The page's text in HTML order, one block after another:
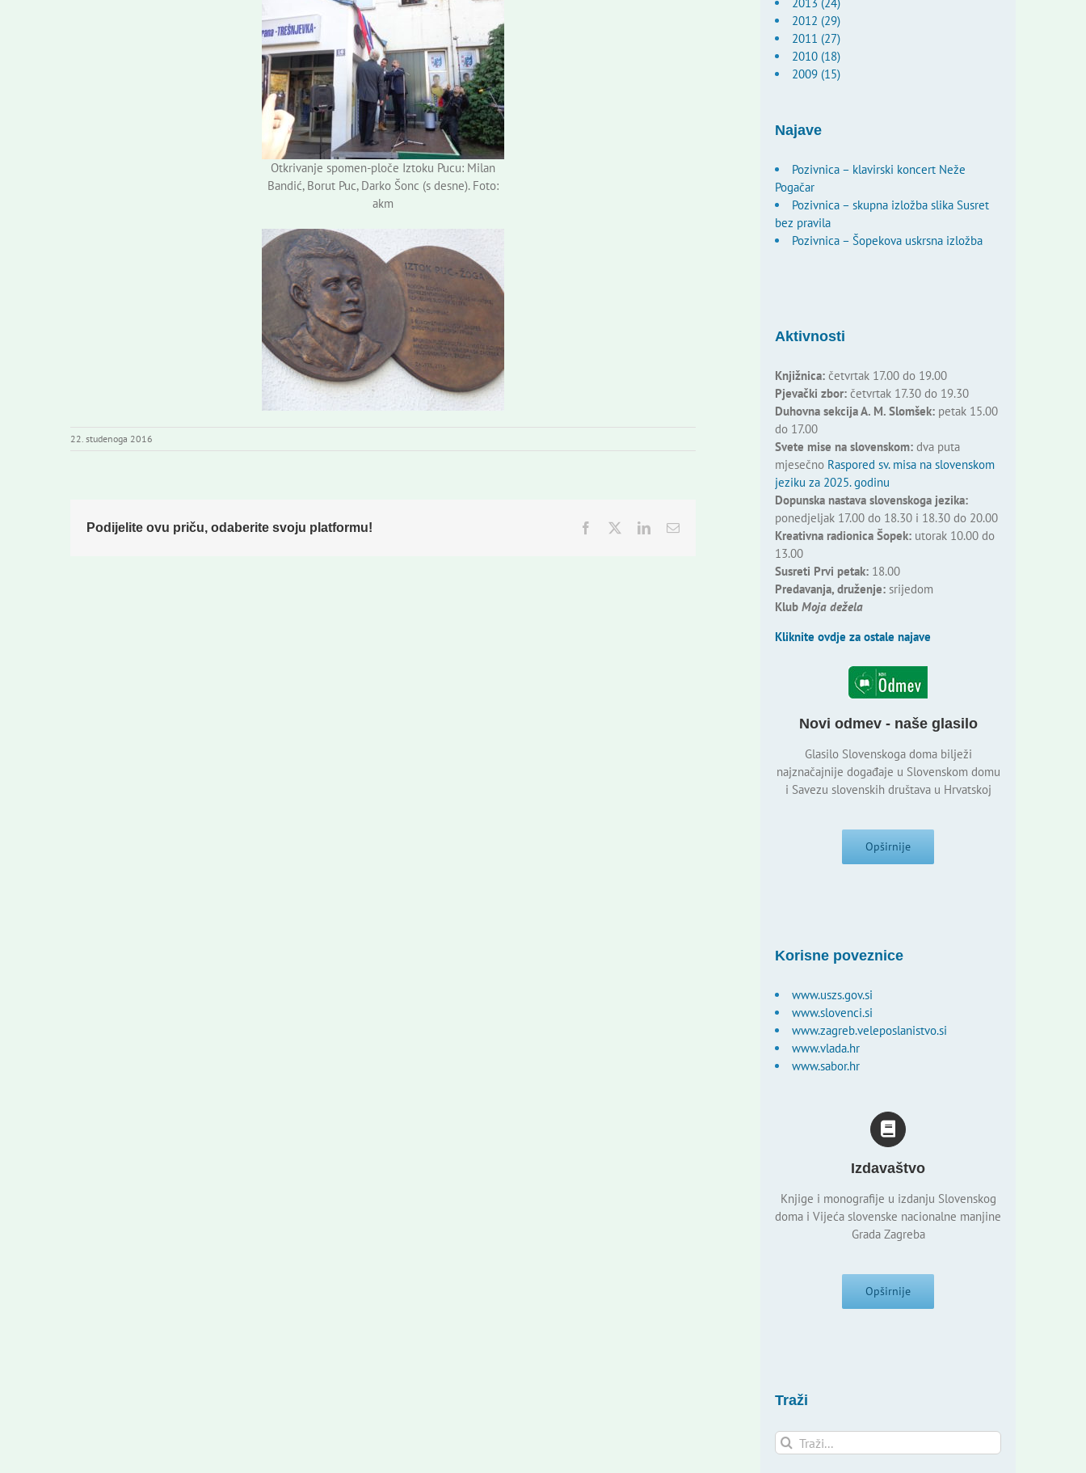
Otkrivanje spomen-ploče Iztoku Pucu: Milan
Bandić, Borut Puc, Darko Šonc (s desne). Foto:
akm
22. studenoga 2016
Podijelite ovu priču, odaberite svoju platformu! Facebook
TwitterLinkedInEmail:
2013 (24)
2012 (29)
2011 (27)
2010 (18)
2009 (15)
Najave
Pozivnica – klavirski koncert Neže
Pogačar
Pozivnica – skupna izložba slika Susret
bez pravila
Pozivnica – Šopekova uskrsna izložba
Aktivnosti
Knjižnica:četvrtak 17.00 do 19.00
Pjevački zbor:četvrtak 17.30 do 19.30
Duhovna sekcija A. M. Slomšek:petak 15.00
do 17.00
Svete mise na slovenskom:dva puta
mjesečno Raspored sv. misa na slovenskom
jeziku za 2025. godinu
Dopunska nastava slovenskoga jezika:
ponedjeljak 17.00 do 18.30 i 18.30 do 20.00
Kreativna radionica Šopek:utorak 10.00 do
13.00
Susreti Prvi petak:18.00
Predavanja, druženje:srijedom
Klub Moja dežela
Kliknite ovdje za ostale najave
Novi odmev - naše glasilo
Glasilo Slovenskoga doma bilježi
najznačajnije događaje u Slovenskom domu
i Savezu slovenskih društava u Hrvatskoj
Opširnije
Korisne poveznice
www.uszs.gov.si
www.slovenci.si
www.zagreb.veleposlanistvo.si
www.vlada.hr
www.sabor.hr
Izdavaštvo
Knjige i monografije u izdanju Slovenskog
doma i Vijeća slovenske nacionalne manjine
Grada Zagreba
Opširnije
Traži
Traži...